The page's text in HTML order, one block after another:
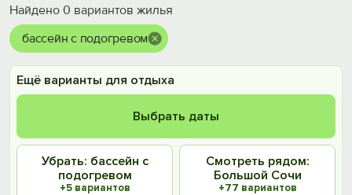
Найдено 0 вариантов жилья
бассейн с подогревом
Ещё варианты для отдыха
Выбрать даты
Убрать: бассейн с
подогревом
+5 вариантов
Смотреть рядом:
Большой Сочи
+77 вариантов